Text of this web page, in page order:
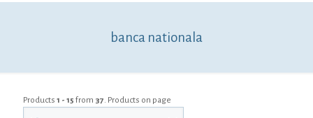
banca nationala
Products 1 - 15 from 37. Products on page